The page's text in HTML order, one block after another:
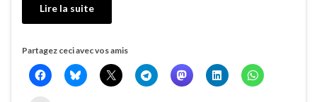
Lire la suite
Partagez ceci avec vos amis